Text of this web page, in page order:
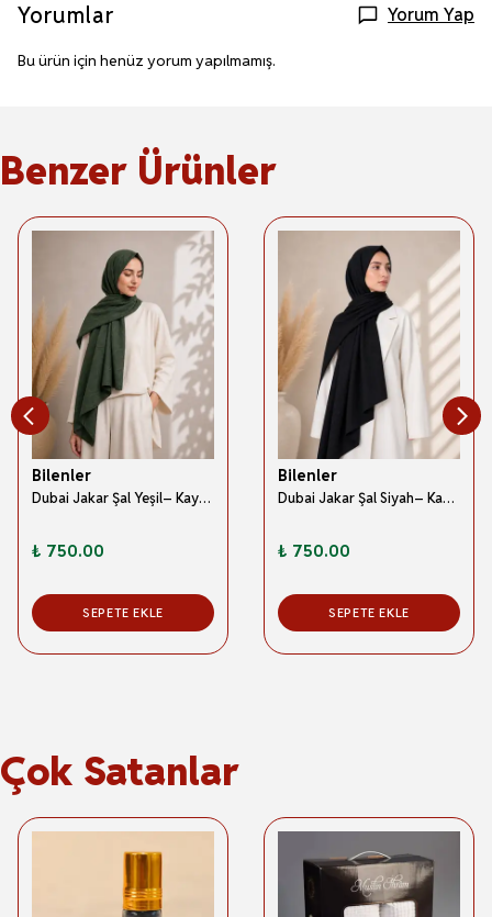
Yorumlar Yorum Yap
Bu ürün için henüz yorum yapılmamış.
Benzer Ürünler
Bilenler
Dubai Jakar Şal Yeşil– Kaymaz –Yumuşak ve Dökümlü Kumaş
₺ 750.00
SEPETE EKLE
Bilenler
Dubai Jakar Şal Siyah– Kaymaz –Yumuşak ve Dökümlü Kumaş
₺ 750.00
SEPETE EKLE
Çok Satanlar